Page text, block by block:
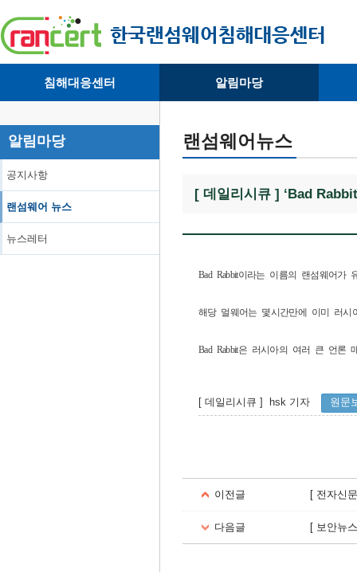
침해대응센터
· 침해피해신고
· 개인정보취급방침
알림마당
· 뉴스레터
알림마당
공지사항
랜섬웨어 뉴스
뉴스레터
랜섬웨어뉴스
[ 데일리시큐 ] ‘Bad
Bad Rabbit이라는 이름의 랜섬웨어가
해당 멀웨어는 몇시간만에 이미 러시
Bad Rabbit은 러시아의 여러 큰 언론
[ 데일리시큐 ] hsk 기자 원문
이전글 [ 전자신
다음글 [ 보안뉴